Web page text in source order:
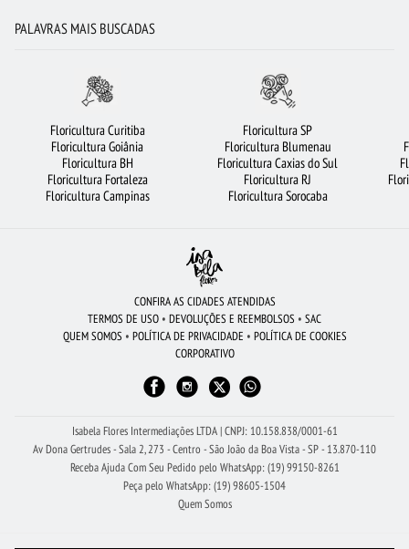
FLORICULTURA PORTO ALEGRE FLORICULTURA RIBEIRÃO PRETO
BUQUÊ DE ROSAS VERMELHAS CESTA DE CHOCOLATE
FLORICULTURA CURITIBA ROSAS AMARELAS FLORICULTURA SP
CESTA DE CAFÉ DA MANHÃ CIDADES MAIS PROCURADAS
FLORES DO CAMPO
FLORICULTURA MANAUS COROA DE FLORES
FLORICULTURA SÃO JOSÉ DOS CAMPOS FLORICULTURA FORTALEZA
BUQUÊ DE 12 ROSAS VERMELHAS RAMALHETE DE FLORES
FLORICULTURA RJ
PALAVRAS MAIS BUSCADAS
Floricultura Curitiba
Floricultura Goiânia
Floricultura BH
Floricultura Fortaleza
Floricultura Campinas
Floricultura SP
Floricultura Blumenau
Floricultura Caxias do Sul
Floricultura RJ
Floricultura Sorocaba
CONFIRA AS CIDADES ATENDIDAS
TERMOS DE USO • DEVOLUÇÕES E REEMBOLSOS • SAC
QUEM SOMOS • POLÍTICA DE PRIVACIDADE • POLÍTICA DE COOKIES
CORPORATIVO
Isabela Flores Intermediações LTDA | CNPJ: 10.158.838/0001-61
Av Dona Gertrudes - Sala 2, 273 - Centro - São João da Boa Vista - SP - 13.870-110
Receba Ajuda Com Seu Pedido pelo WhatsApp: (19) 99150-8261
Peça pelo WhatsApp: (19) 98605-1504
Quem Somos